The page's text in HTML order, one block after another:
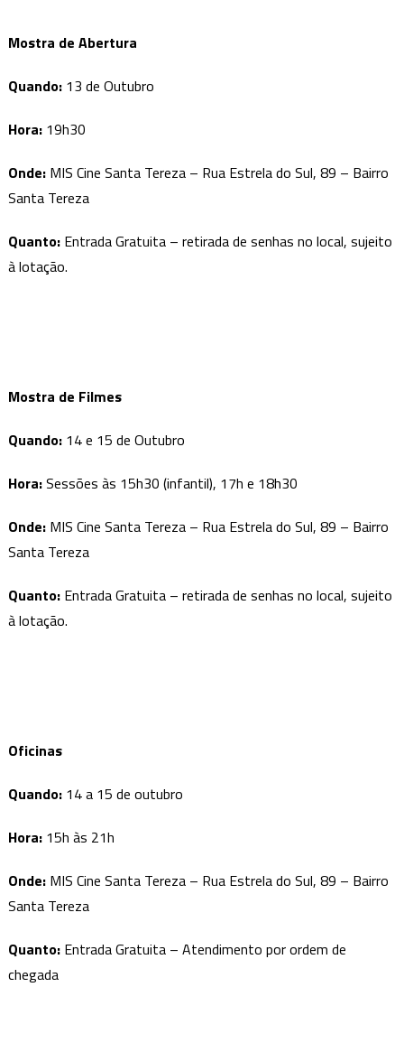
Mostra de Abertura
Quando: 13 de Outubro
Hora:19h30
Onde: MIS Cine Santa Tereza – Rua Estrela do Sul, 89 – Bairro
Santa Tereza
Quanto: Entrada Gratuita – retirada de senhas no local, sujeito
à lotação.
Mostra de Filmes
Quando: 14 e 15 de Outubro
Hora:Sessões às 15h30 (infantil), 17h e 18h30
Onde: MIS Cine Santa Tereza – Rua Estrela do Sul, 89 – Bairro
Santa Tereza
Quanto: Entrada Gratuita – retirada de senhas no local, sujeito
à lotação.
Oficinas
Quando: 14 a 15 de outubro
Hora: 15h às 21h
Onde: MIS Cine Santa Tereza – Rua Estrela do Sul, 89 – Bairro
Santa Tereza
Quanto: Entrada Gratuita – Atendimento por ordem de
chegada